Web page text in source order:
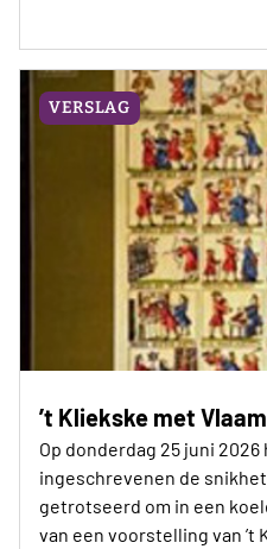
VERSLAG
’t Kliekske met
Op donderdag 25 juni
ingeschrevenen de
getrotseerd om in een
van een voorstelling van ’t